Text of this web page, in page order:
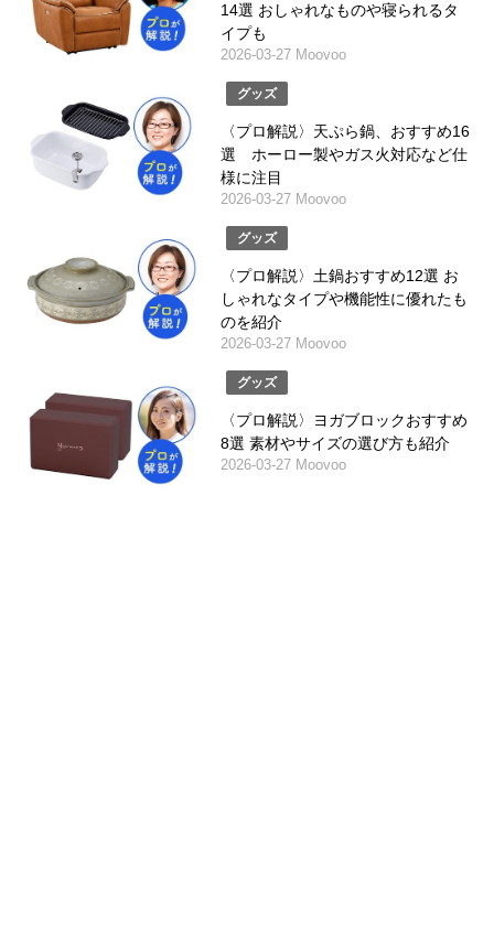
14選 おしゃれなものや寝られるタ
イプも
2026-03-27 Moovoo
グッズ
〈プロ解説〉天ぷら鍋、おすすめ16
選 ホーロー製やガス火対応など仕
様に注目
2026-03-27 Moovoo
グッズ
〈プロ解説〉土鍋おすすめ12選 お
しゃれなタイプや機能性に優れたも
のを紹介
2026-03-27 Moovoo
グッズ
〈プロ解説〉ヨガブロックおすすめ
8選 素材やサイズの選び方も紹介
2026-03-27 Moovoo